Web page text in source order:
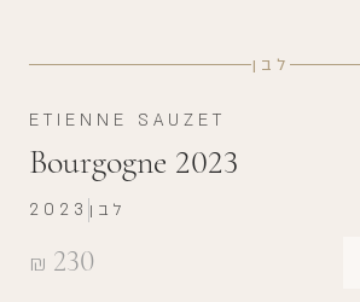
לבן
ETIENNE SAUZET
Bourgogne 2023
₪ 230
2023 לבן